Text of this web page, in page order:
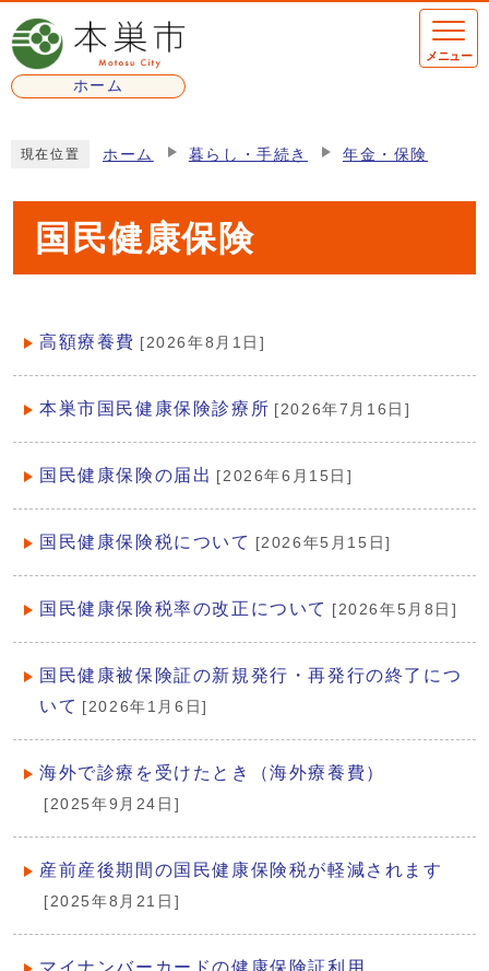
ページの先頭です
ホーム
メニュー
現在位置 ホーム 暮らし・手続き 年金・保険
国民健康保険
メインメニュー
高額療養費 [2026年8月1日]
本巣市国民健康保険診療所 [2026年7月16日]
国民健康保険の届出 [2026年6月15日]
国民健康保険税について [2026年5月15日]
国民健康保険税率の改正について [2026年5月8日]
国民健康被保険証の新規発行・再発行の終了につ
いて [2026年1月6日]
海外で診療を受けたとき（海外療養費）
[2025年9月24日]
産前産後期間の国民健康保険税が軽減されます
[2025年8月21日]